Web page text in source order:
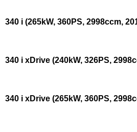
340 i (265kW, 360PS, 2998ccm,
340 i xDrive (240kW, 326PS,
340 i xDrive (265kW, 360PS,